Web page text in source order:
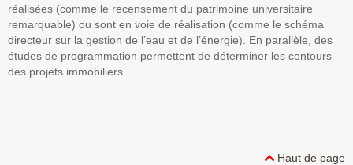
réalisées (comme le recensement du patrimoine universitaire
remarquable) ou sont en voie de réalisation (comme le schéma
directeur sur la gestion de l’eau et de l’énergie). En parallèle, des
études de programmation permettent de déterminer les contours
des projets immobiliers.
Haut de page